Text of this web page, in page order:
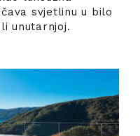
svjetlinu u bilo
unutarnjoj.